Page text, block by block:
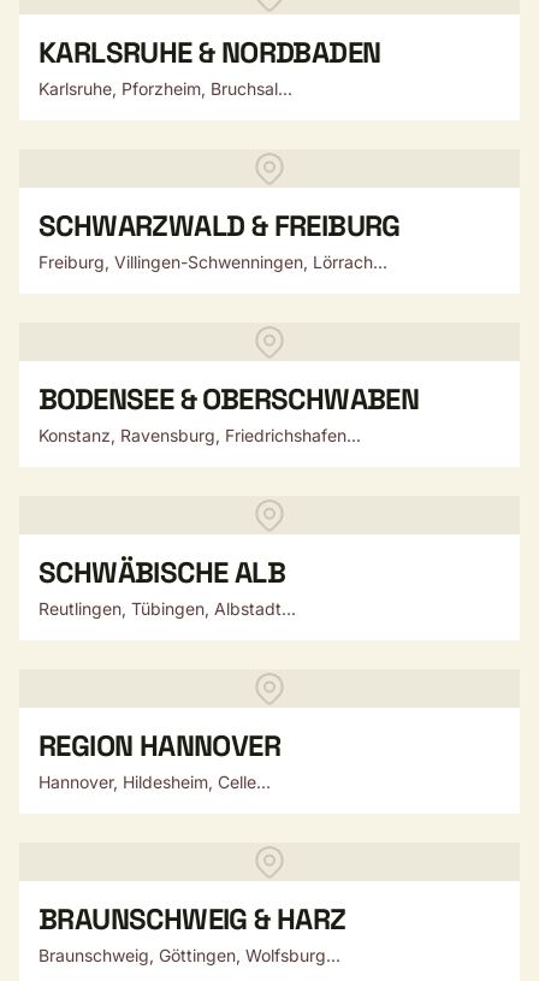
KARLSRUHE & NORDBADEN
Karlsruhe, Pforzheim, Bruchsal...
SCHWARZWALD & FREIBURG
Freiburg, Villingen-Schwenningen, Lörrach...
BODENSEE & OBERSCHWABEN
Konstanz, Ravensburg, Friedrichshafen...
SCHWÄBISCHE ALB
Reutlingen, Tübingen, Albstadt...
REGION HANNOVER
Hannover, Hildesheim, Celle...
BRAUNSCHWEIG & HARZ
Braunschweig, Göttingen, Wolfsburg...